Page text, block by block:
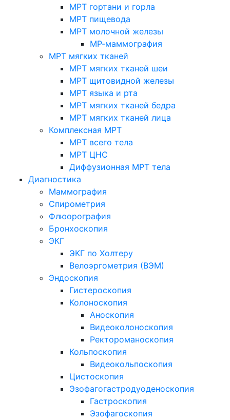
МРТ гортани и горла
МРТ пищевода
МРТ молочной железы
МР-маммография
МРТ мягких тканей
МРТ мягких тканей шеи
МРТ щитовидной железы
МРТ языка и рта
МРТ мягких тканей бедра
МРТ мягких тканей лица
Комплексная МРТ
МРТ всего тела
МРТ ЦНС
Диффузионная МРТ тела
Диагностика
Маммография
Спирометрия
Флюорография
Бронхоскопия
ЭКГ
ЭКГ по Холтеру
Велоэргометрия (ВЭМ)
Эндоскопия
Гистероскопия
Колоноскопия
Аноскопия
Видеоколоноскопия
Ректороманоскопия
Кольпоскопия
Видеокольпоскопия
Цистоскопия
Эзофагогастродуоденоскопия
Гастроскопия
Эзофагоскопия